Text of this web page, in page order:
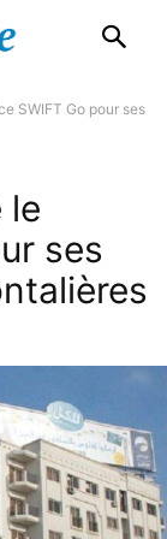
SWIFT Go pour ses
le
ses